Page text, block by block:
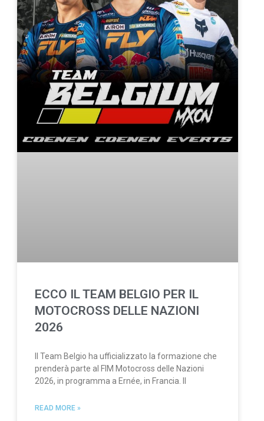
ECCO IL TEAM BELGIO PER IL
MOTOCROSS DELLE NAZIONI
2026
Il Team Belgio ha ufficializzato la formazione che
prenderà parte al FIM Motocross delle Nazioni
2026, in programma a Ernée, in Francia. Il
READ MORE »